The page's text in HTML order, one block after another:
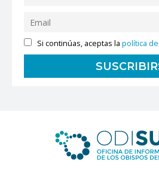
Si continúas, aceptas lapolítica